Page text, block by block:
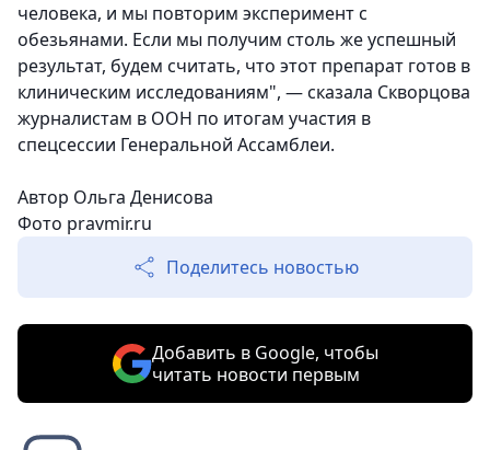
человека, и мы повторим эксперимент с
обезьянами. Если мы получим столь же успешный
результат, будем считать, что этот препарат готов в
клиническим исследованиям", — сказала Скворцова
журналистам в ООН по итогам участия в
спецсессии Генеральной Ассамблеи.
Автор Ольга Денисова
Фото pravmir.ru
Поделитесь новостью
Добавить в Google, чтобы
читать новости первым